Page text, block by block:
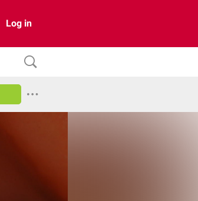
Log in